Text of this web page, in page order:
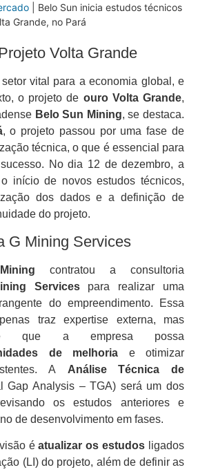
Belo Sun inicia estudos técnicos
Grande, no Pará
Volta Grande
vital para a economia global, e
o projeto de ouro Volta Grande,
Belo Sun Mining, se destaca.
, o projeto passou por uma fase de
técnica, o que é essencial para
No dia 12 de dezembro, a
início de novos estudos técnicos,
dos dados e a definição de
do projeto.
G Mining Services
contratou a consultoria
Servicespara realizar uma
do empreendimento. Essa
traz expertise externa, mas
que a empresa possa
de melhoria e otimizar
A Análise Técnica de
Gap Analysis – TGA) será um dos
os estudos anteriores e
de desenvolvimento em fases.
éatualizar os estudos ligados
(LI) do projeto, além de definir as